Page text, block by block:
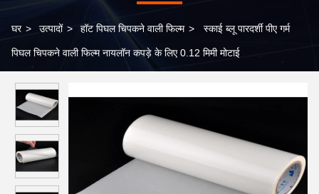
घर > उत्पादों > हॉट पिघल चिपकने वाली फिल्म > स्काई ब्लू पारदर्शी पीए गर्म
पिघल चिपकने वाली फिल्म नायलॉन कपड़े के लिए 0.12 मिमी मोटाई